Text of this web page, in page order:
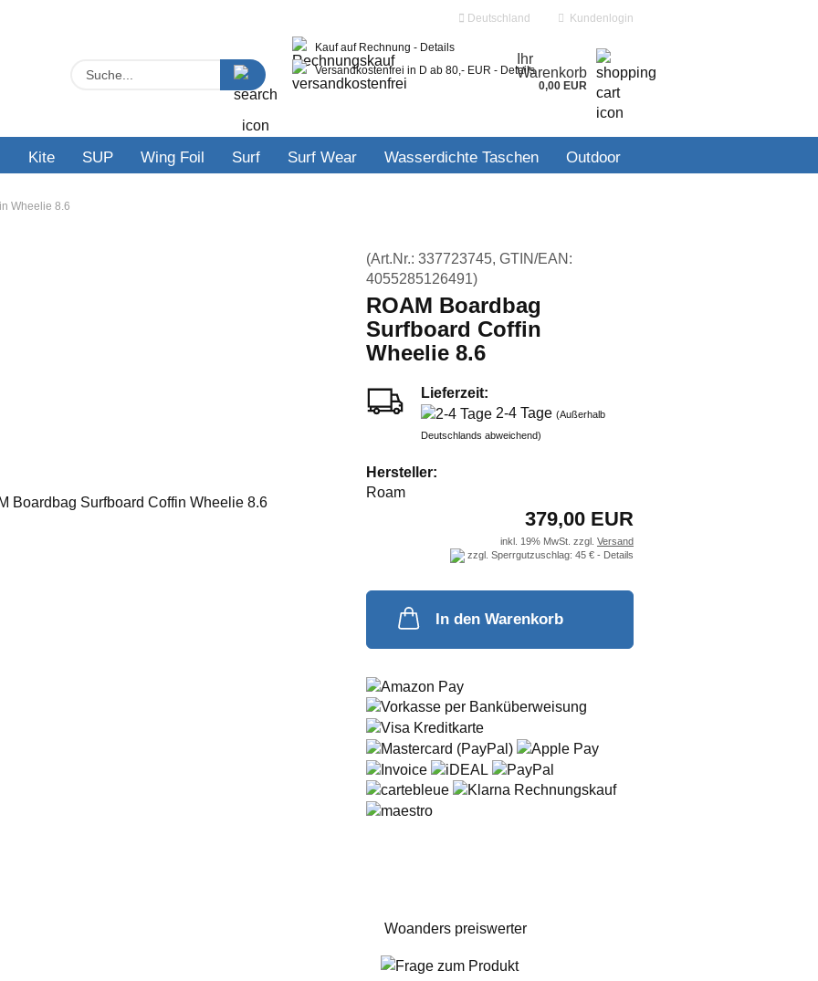
Deutschland
Lieferland
Kundenlogin
Konto erstellen
Passwort vergessen?
Suche...
Kauf auf Rechnung - Details
Versandkostenfrei in D ab 80,- EUR - Details
Ihr
Warenkorb
0,00 EUR
Kite SUP Wing Foil Surf Surf Wear Wasserdichte Taschen Outdoor
Wheelie 8.6
(Art.Nr.: 337723745 GTIN/EAN:
4055285126491)
ROAM Boardbag
Surfboard Coffin
Wheelie 8.6
Lieferzeit:
2-4 Tage (Außerhalb
Deutschlands abweichend)
Hersteller:
Roam
379,00 EUR
inkl. 19% MwSt. zzgl. Versand
zzgl. Sperrgutzuschlag: 45 € - Details
In den Warenkorb
Woanders preiswerter
Frage zum Produkt